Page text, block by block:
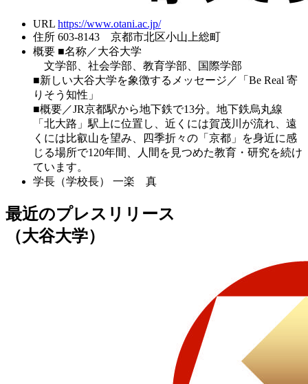
URL https://www.otani.ac.jp/
住所 603-8143 京都市北区小山上総町
概要 ■名称／大谷大学
文学部、社会学部、教育学部、国際学部
■新しい大谷大学を象徴するメッセージ／「Be Real 寄
りそう知性」
■概要／JR京都駅から地下鉄で13分。地下鉄烏丸線
「北大路」駅上に位置し、近くには賀茂川が流れ、遠
くには比叡山を望み、四季折々の「京都」を身近に感
じる場所で120年間、人間を見つめた教育・研究を続け
ています。
学長（学校長）
一楽 真
最近のプレスリリース
（大谷大学）